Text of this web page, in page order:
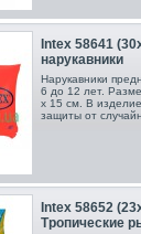
Intex 58641
нарукавники
Нарукавники
6 до 12 лет.
x 15 см. В
защиты от
Intex 58652
Тропические